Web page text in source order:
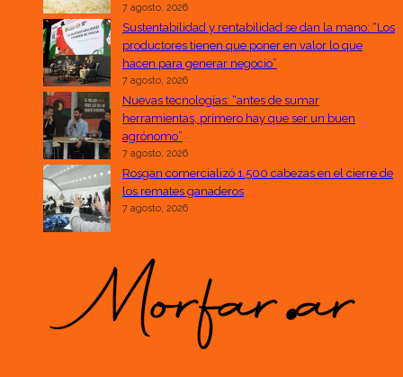
7 agosto, 2026
Sustentabilidad y rentabilidad se dan la mano: “Los
productores tienen que poner en valor lo que
hacen para generar negocio”
7 agosto, 2026
Nuevas tecnologías: “antes de sumar
herramientas, primero hay que ser un buen
agrónomo”
7 agosto, 2026
Rosgan comercializó 1.500 cabezas en el cierre de
los remates ganaderos
7 agosto, 2026